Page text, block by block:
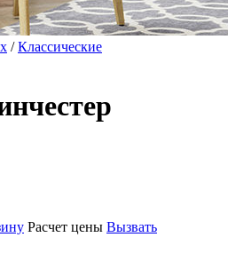
/Классические
Расчет цены Вызвать